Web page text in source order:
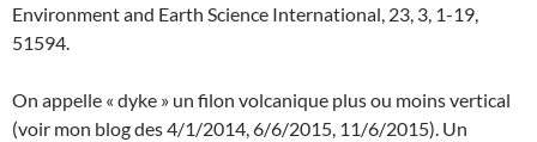
Environment and Earth Science International, 23, 3, 1-19,
51594.
On appelle « dyke » un filon volcanique plus ou moins vertical
(voir mon blog des 4/1/2014, 6/6/2015, 11/6/2015). Un